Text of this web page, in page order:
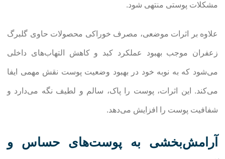
مشکلات پوستی منتهی شود.
علاوه بر اثرات موضعی، مصرف خوراکی محصولات حاوی گلبرگ
زعفران موجب بهبود عملکرد کبد و کاهش التهاب‌های داخلی
می‌شود که به نوبه خود در بهبود وضعیت پوست نقش مهمی ایفا
می‌کند. این اثرات، پوست را پاک، سالم و لطیف نگه می‌دارد و
شفافیت پوست را افزایش می‌دهد.
آرامش‌بخشی به پوست‌های حساس و